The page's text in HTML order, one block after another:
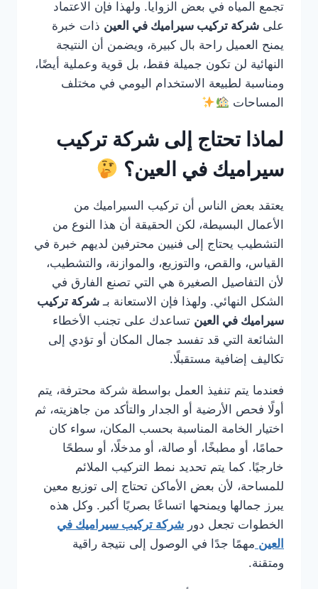
تجمع المياه في بعض الزوايا. ولهذا فإن الاعتماد
على شركة تركيب سيراميك في العين ذات خبرة
يمنح العميل راحة بال كبيرة، ويضمن أن النتيجة
النهائية لن تكون جميلة فقط، بل قوية وعملية أيضًا،
ومناسبة لطبيعة الاستخدام اليومي في مختلف
المساحات
لماذا تحتاج إلى شركة تركيب
سيراميك في العين؟
يعتقد بعض الناس أن تركيب السيراميك من
الأعمال البسيطة، لكن الحقيقة أن هذا النوع من
التشطيب يحتاج إلى فنيين محترفين لديهم خبرة في
القياس، والقص، والتوزيع، والموازنة، والتشطيب،
لأن التفاصيل الصغيرة هي التي تصنع الفارق في
الشكل النهائي. ولهذا فإن الاستعانة بـ شركة تركيب
سيراميك في العين تساعدك على تجنب الأخطاء
الشائعة التي قد تفسد جمال المكان أو تؤدي إلى
تكاليف إضافية مستقبلًا.
فعندما يتم تنفيذ العمل بواسطة شركة محترفة، يتم
أولًا فحص الأرضية أو الجدار والتأكد من جاهزيته، ثم
اختيار الخامة المناسبة بحسب المكان، سواء كان
حمامًا، أو مطبخًا، أو صالة، أو مدخلًا، أو سطحًا
خارجيًا. كما يتم تحديد نمط التركيب الملائم
للمساحة، لأن بعض الأماكن تحتاج إلى توزيع معين
يبرز جمالها ويمنحها اتساعًا بصريًا أكبر. وكل هذه
الخطوات تجعل دور شركة تركيب سيراميك في
العين مهمًا جدًا في الوصول إلى نتيجة راقية
ومتقنة.